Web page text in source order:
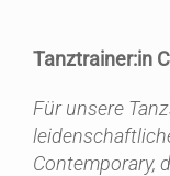
Tanztrainer:in
Für unsere
Contemporary,